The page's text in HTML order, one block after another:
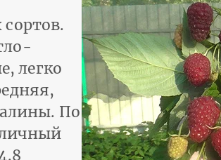
легко
По